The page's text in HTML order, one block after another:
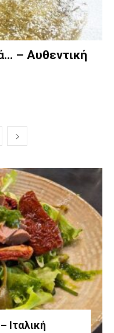
– Αυθεντική
Ιταλική